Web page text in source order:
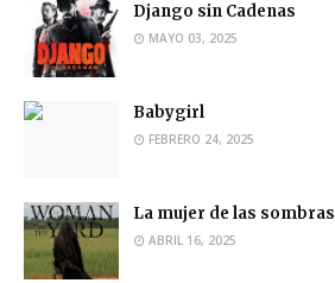
Django sin Cadenas
MAYO 03, 2025
Babygirl
FEBRERO 24, 2025
La mujer de las sombras
ABRIL 16, 2025